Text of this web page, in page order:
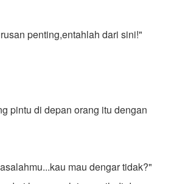
penting,entahlah dari sini!"
pintu di depan orang itu dengan
mau dengar tidak?"